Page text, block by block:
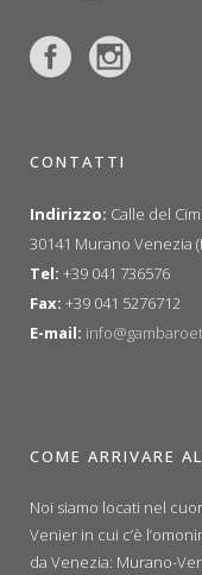
CONTATTI
Indirizzo: Calle del
30141 Murano Venezia
Tel: +39 041 736576
Fax: +39 041 5276712
E-mail:
COME ARRIVARE
Noi siamo locati nel
Venier in cui c’è
da Venezia: Murano-